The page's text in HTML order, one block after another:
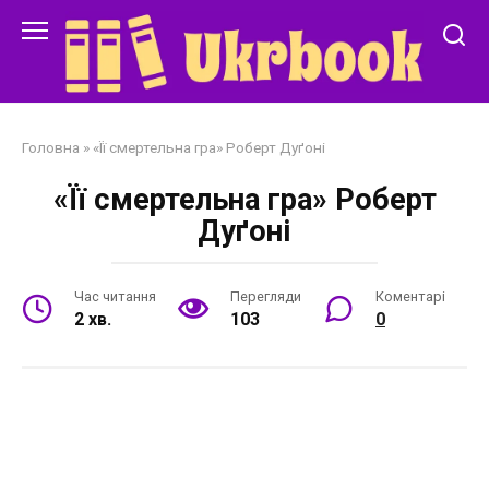
Головна » «Її смертельна гра» Роберт Дуґоні
«Її смертельна гра» Роберт
Дуґоні
Час читання
2 хв.
Перегляди
103
Коментарі
0